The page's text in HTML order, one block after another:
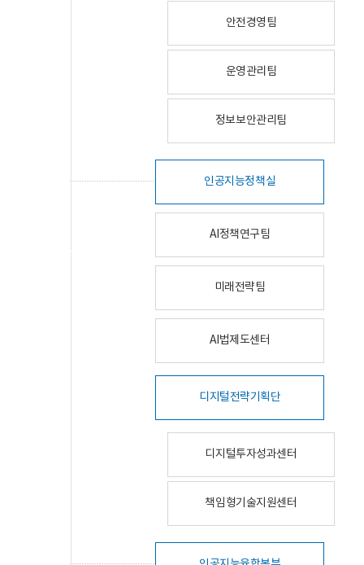
안전경영팀
운영관리팀
정보보안관리팀
인공지능정책실
AI정책연구팀
미래전략팀
AI법제도센터
디지털전략기획단
디지털투자성과센터
책임형기술지원센터